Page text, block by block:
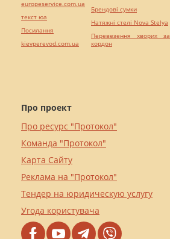
Про проект
Про ресурс "Протокол"
Команда "Протокол"
Карта Сайту
Реклама на "Протокол"
Тендер на юридическую услугу
Угода користувача
europeservice.com.ua
текст юа
Посилання
kievperevod.com.ua
Брендові сумки
Натяжні стелі Nova Stelya
Перевезення хворих за
кордон